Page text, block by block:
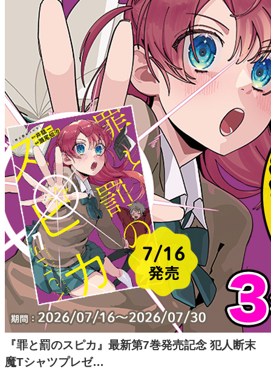
『罪と罰のスピカ』最新第7巻発売記念 犯人断末
魔Tシャツプレゼ…